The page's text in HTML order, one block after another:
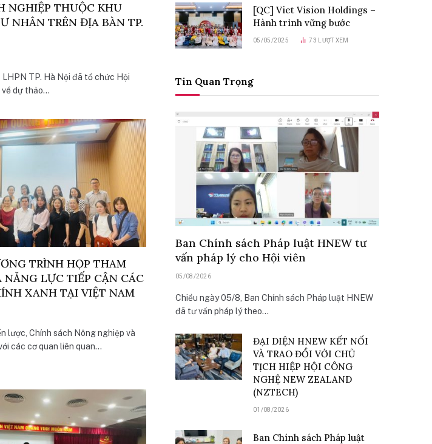
NGHIỆP THUỘC KHU
NHÂN TRÊN ĐỊA BÀN TP.
TP. Hà Nội đã tổ chức Hội
về dự thảo…
TRÌNH HỌP THAM
LỰC TIẾP CẬN CÁC
XANH TẠI VIỆT NAM
lược, Chính sách Nông nghiệp và
các cơ quan liên quan…
[QC] Viet Vision Holdings –
Hành trình vững bước
05/05/2025 73 LƯỢT XEM
Tin Quan Trọng
Ban Chính sách Pháp luật HNEW tư
vấn pháp lý cho Hội viên
05/08/2026
Chiều ngày 05/8, Ban Chính sách Pháp luật HNEW
đã tư vấn pháp lý theo…
ĐẠI DIỆN HNEW KẾT NỐI
VÀ TRAO ĐỔI VỚI CHỦ
TỊCH HIỆP HỘI CÔNG
NGHỆ NEW ZEALAND
(NZTECH)
01/08/2026
Ban Chính sách Pháp luật